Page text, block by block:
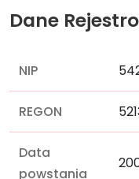
Dane
NIP
REGON
Data
powstania